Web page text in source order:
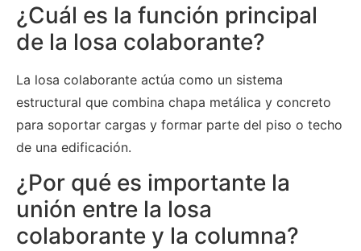
¿Cuál es la función principal
de la losa colaborante?
La losa colaborante actúa como un sistema
estructural que combina chapa metálica y concreto
para soportar cargas y formar parte del piso o techo
de una edificación.
¿Por qué es importante la
unión entre la losa
colaborante y la columna?